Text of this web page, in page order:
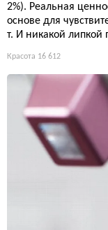
2%). Реальная
основе для
т. И никакой липкой
Красота 16 612